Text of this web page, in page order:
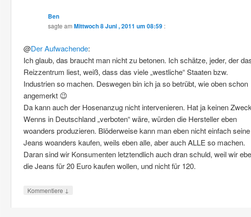
Ben
sagte am Mittwoch 8 Juni , 2011 um 08:59 :
@Der Aufwachende:
Ich glaub, das braucht man nicht zu betonen. Ich schätze, jeder, der
Reizzentrum liest, weiß, dass das viele „westliche“ Staaten bzw.
Industrien so machen. Deswegen bin ich ja so betrübt, wie oben schon
angemerkt 😉
Da kann auch der Hosenanzug nicht intervenieren. Hat ja keinen
Wenns in Deutschland „verboten“ wäre, würden die Hersteller eben
woanders produzieren. Blöderweise kann man eben nicht einfach seine
Jeans woanders kaufen, weils eben alle, aber auch ALLE so machen.
Daran sind wir Konsumenten letztendlich auch dran schuld, weil wir
die Jeans für 20 Euro kaufen wollen, und nicht für 120.
Kommentiere ↓